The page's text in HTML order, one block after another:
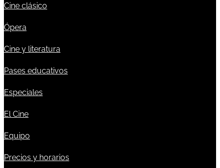
Cine clásico
Ópera
Cine y literatura
Pases educativos
Especiales
El Cine
Equipo
Precios y horarios